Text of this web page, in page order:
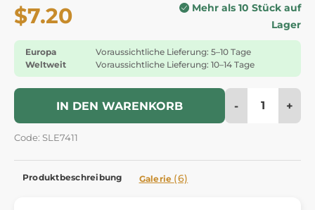
$7.20
Mehr als 10 Stück auf
Lager
Europa
Voraussichtliche Lieferung: 5–10 Tage
Weltweit
Voraussichtliche Lieferung: 10–14 Tage
IN DEN WARENKORB - +
Code: SLE7411
Produktbeschreibung Galerie (6)